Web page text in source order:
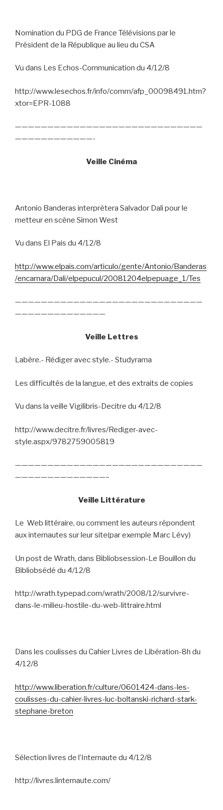
Nomination du PDG de France Télévisions par le
Président de la République au lieu du CSA
Vu dans Les Echos-Communication du 4/12/8
http://www.lesechos.fr/info/comm/afp_00098491.htm?
xtor=EPR-1088
—————————————————————————————
————————————-
Veille Cinéma
Antonio Banderas interprètera Salvador Dali pour le
metteur en scène Simon West
Vu dans El Pais du 4/12/8
http://www.elpais.com/articulo/gente/Antonio/Banderas
/encarnara/Dali/elpepucul/20081204elpepuage_1/Tes
—————————————————————————————
——————————————
Veille Lettres
Labère.- Rédiger avec style.- Studyrama
Les difficultés de la langue, et des extraits de copies
Vu dans la veille Vigilibris-Decitre du 4/12/8
http://www.decitre.fr/livres/Rediger-avec-
style.aspx/9782759005819
—————————————————————————————
——————————————–
Veille Littérature
Le Web littéraire, ou comment les auteurs répondent
aux internautes sur leur site(par exemple Marc Lévy)
Un post de Wrath, dans Bibliobsession-Le Bouillon du
Bibliobsédé du 4/12/8
http://wrath.typepad.com/wrath/2008/12/survivre-
dans-le-milieu-hostile-du-web-littraire.html
Dans les coulisses du Cahier Livres de Libération-8h du
4/12/8
http://www.liberation.fr/culture/0601424-dans-les-
coulisses-du-cahier-livres-luc-boltanski-richard-stark-
stephane-breton
Sélection livres de l’Internaute du 4/12/8
http://livres.linternaute.com/